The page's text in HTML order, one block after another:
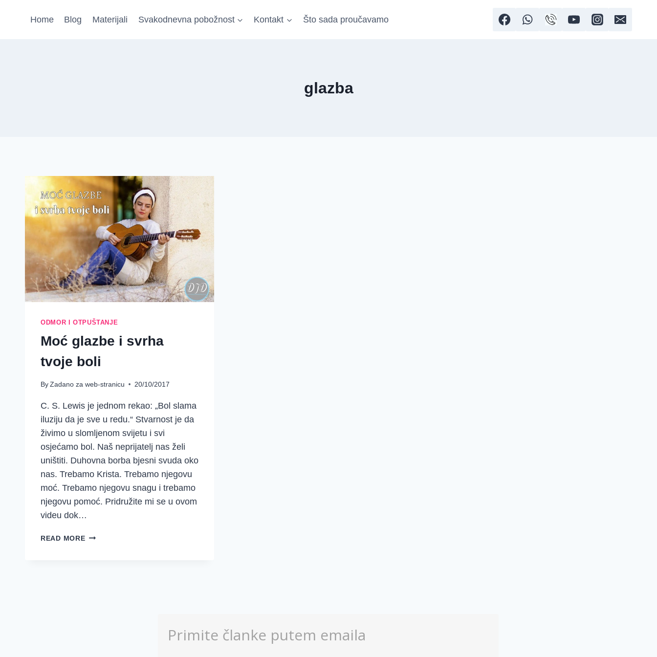
Home Blog Materijali Svakodnevna pobožnost Kontakt Što sada proučavamo
glazba
ODMOR I OTPUŠTANJE
Moć glazbe i svrha
tvoje boli
ByZadano za web-stranicu 20/10/2017
C. S. Lewis je jednom rekao: „Bol slama
iluziju da je sve u redu.“ Stvarnost je da
živimo u slomljenom svijetu i svi
osjećamo bol. Naš neprijatelj nas želi
uništiti. Duhovna borba bjesni svuda oko
nas. Trebamo Krista. Trebamo njegovu
moć. Trebamo njegovu snagu i trebamo
njegovu pomoć. Pridružite mi se u ovom
videu dok…
READ MOREMOĆ
Primite članke putem emaila